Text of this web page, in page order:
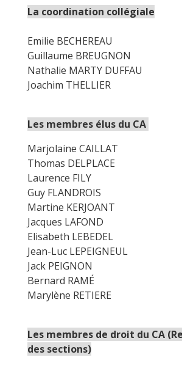
La coordination collégiale
Emilie BECHEREAU
Guillaume BREUGNON
Nathalie MARTY DUFFAU
Joachim THELLIER
Les membres élus du CA
Marjolaine CAILLAT
Thomas DELPLACE
Laurence FILY
Guy FLANDROIS
Martine KERJOANT
Jacques LAFOND
Elisabeth LEBEDEL
Jean-Luc LEPEIGNEUL
Jack PEIGNON
Bernard RAMÉ
Marylène RETIERE
Les membres de droit du CA
des sections)